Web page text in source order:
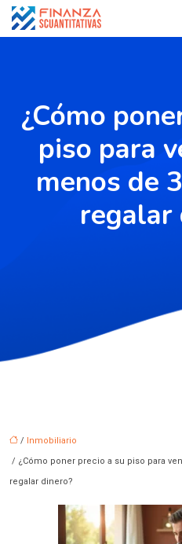
¿Cómo
piso para
menos de
regalar
/ Inmobiliario
/ ¿Cómo poner precio a su piso para
regalar dinero?